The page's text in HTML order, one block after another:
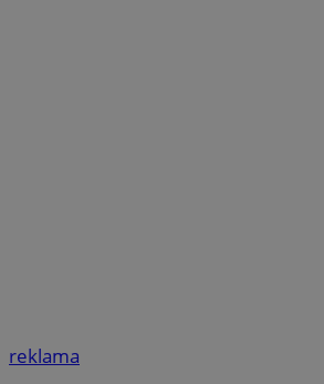
reklama